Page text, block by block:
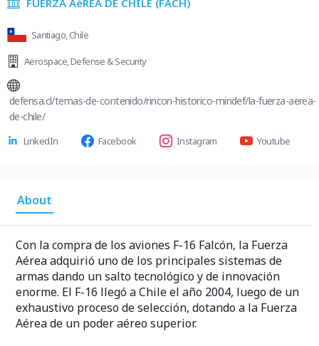
FUERZA AéREA DE CHILE (FACH)
Santiago, Chile
Aerospace,Defense & Security
defensa.cl/temas-de-contenido/rincon-historico-mindef/la-fuerza-aerea-
de-chile/
LinkedIn Facebook Instagram Youtube
About
Con la compra de los aviones F-16 Falcón, la Fuerza
Aérea adquirió uno de los principales sistemas de
armas dando un salto tecnológico y de innovación
enorme. El F-16 llegó a Chile el año 2004, luego de un
exhaustivo proceso de selección, dotando a la Fuerza
Aérea de un poder aéreo superior.